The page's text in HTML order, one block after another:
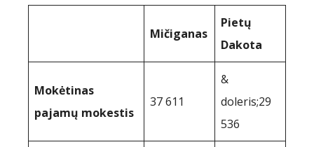
Mičiganas
Pietų
Dakota
Mokėtinas
pajamų mokestis
37 611
&
doleris;29
536